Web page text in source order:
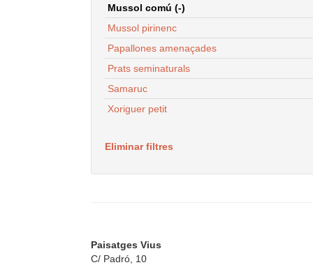
Mussol comú (-)
Mussol pirinenc
Papallones amenaçades
Prats seminaturals
Samaruc
Xoriguer petit
Eliminar filtres
Paisatges Vius
C/ Padró, 10